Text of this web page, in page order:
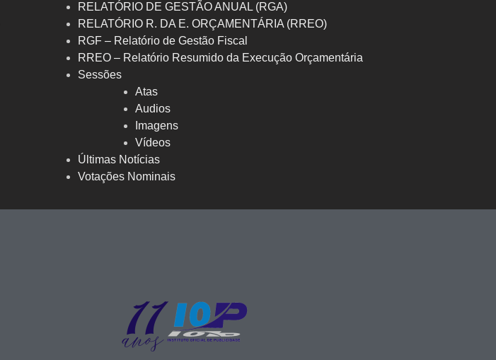
RELATÓRIO DE GESTÃO ANUAL (RGA)
RELATÓRIO R. DA E. ORÇAMENTÁRIA (RREO)
RGF – Relatório de Gestão Fiscal
RREO – Relatório Resumido da Execução Orçamentária
Sessões
Atas
Audios
Imagens
Vídeos
Últimas Notícias
Votações Nominais